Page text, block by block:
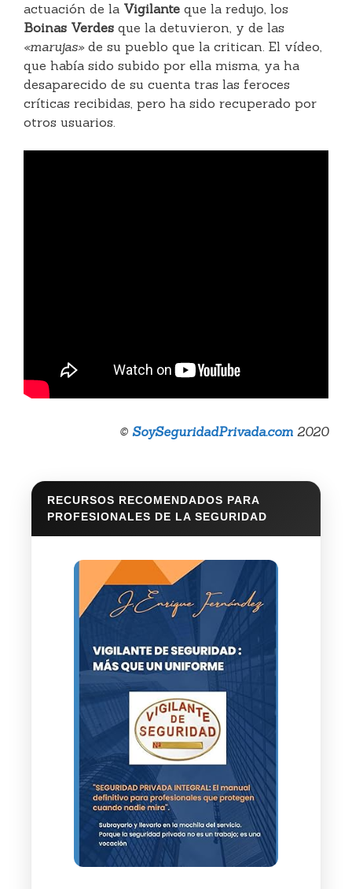
actuación de la Vigilante que la redujo, los
Boinas Verdes que la detuvieron, y de las
«marujas»de su pueblo que la critican. El vídeo,
que había sido subido por ella misma, ya ha
desaparecido de su cuenta tras las feroces
críticas recibidas, pero ha sido recuperado por
otros usuarios.
© SoySeguridadPrivada.com 2020
RECURSOS RECOMENDADOS PARA
PROFESIONALES DE LA SEGURIDAD